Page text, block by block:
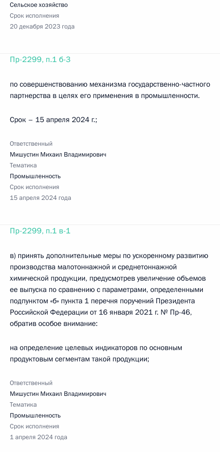
Сельское хозяйство
Срок исполнения
20 декабря 2023 года
Пр-2299, п.1 б-3
по совершенствованию механизма государственно-частного
партнерства в целях его применения в промышленности.
Срок – 15 апреля 2024 г.;
Ответственный
Мишустин Михаил Владимирович
Тематика
Промышленность
Срок исполнения
15 апреля 2024 года
Пр-2299, п.1 в-1
в) принять дополнительные меры по ускоренному развитию
производства малотоннажной и среднетоннажной
химической продукции, предусмотрев увеличение объемов
ее выпуска по сравнению с параметрами, определенными
подпунктом «б» пункта 1 перечня поручений Президента
Российской Федерации от 16 января 2021 г. № Пр-46,
обратив особое внимание:
на определение целевых индикаторов по основным
продуктовым сегментам такой продукции;
Ответственный
Мишустин Михаил Владимирович
Тематика
Промышленность
Срок исполнения
1 апреля 2024 года